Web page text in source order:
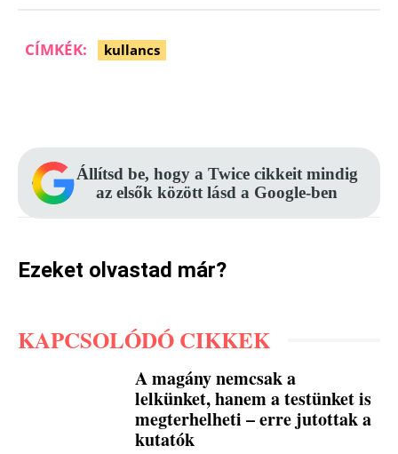
CÍMKÉK: kullancs
Állítsd be, hogy a Twice cikkeit mindig
az elsők között lásd a Google-ben
Ezeket olvastad már?
KAPCSOLÓDÓ CIKKEK
A magány nemcsak a
lelkünket, hanem a testünket is
megterhelheti – erre jutottak a
kutatók